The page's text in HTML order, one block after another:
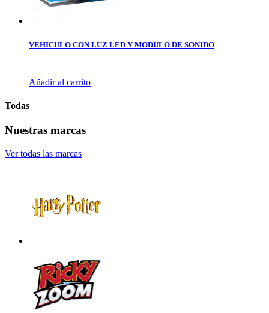
VEHICULO CON LUZ LED Y MODULO DE SONIDO
Añadir al carrito
Todas
Nuestras marcas
Ver todas las marcas